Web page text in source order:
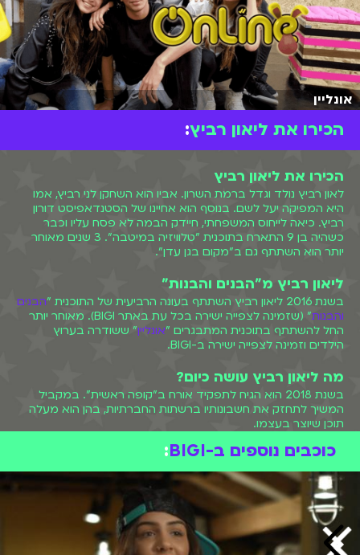
אונליין
הכירו את ליאון רביץ:
הכירו את ליאון רביץ
לאון רביץ נולד וגדל ברמת השרון. אביו הוא השחקן לני רביץ, אמו
היא המפיקה יעל לשם. בנוסף הוא אחיינו של הסטנדאפיסט דורון
רביץ. כיאה לייחוס המשפחתי, חיידק הבמה לא פסח עליו וכבר
כשהיה בן 9 התארח בתוכנית "טלוויזיה במיטבה". 3 שנים מאוחר
יותר הוא השתתף גם ב"מקום בגן עדן".
ליאון רביץ מ"הבנים והבנות"
בשנת 2016 ליאון רביץ השתתף בעונה הרביעית של התוכנית "
הבנים
והבנות
" (שזמינה לצפייה ישירה בכל עת באתר BIGI). מאוחר יותר
החל להשתתף בתוכנית המתבגרים "אונליין" ששודרה בערוץ
הילדים וזמינה לצפייה ישירה ב-BIGI.
מה ליאון רביץ עושה כיום?
בשנת 2018 הוא הגיח לתפקיד אורח ב"קופה ראשית". במקביל
המשיך לתחזק את חשבונותיו ברשתות החברתיות, בהן הוא מעלה
תוכן שיוצר בעצמו.
כוכבים נוספים ב-BIGI :